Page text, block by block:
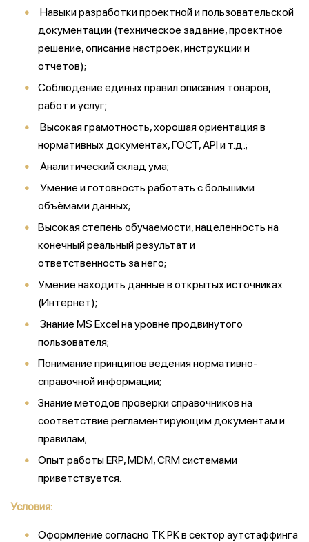
Навыки разработки проектной и пользовательской
документации (техническое задание, проектное
решение, описание настроек, инструкции и
отчетов);
Соблюдение единых правил описания товаров,
работ и услуг;
Высокая грамотность, хорошая ориентация в
нормативных документах, ГОСТ, API и т.д.;
Аналитический склад ума;
Умение и готовность работать с большими
объёмами данных;
Высокая степень обучаемости, нацеленность на
конечный реальный результат и
ответственность за него;
Умение находить данные в открытых источниках
(Интернет);
Знание MS Excel на уровне продвинутого
пользователя;
Понимание принципов ведения нормативно-
справочной информации;
Знание методов проверки справочников на
соответствие регламентирующим документам и
правилам;
Опыт работы ERP, MDM, CRM системами
приветствуется.
Условия:
Оформление согласно ТК РК в сектор аутстаффинга